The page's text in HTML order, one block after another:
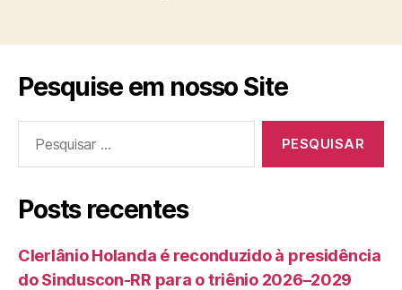
Pesquise em nosso Site
por:
Posts recentes
Clerlânio Holanda é reconduzido à presidência
do Sinduscon-RR para o triênio 2026–2029